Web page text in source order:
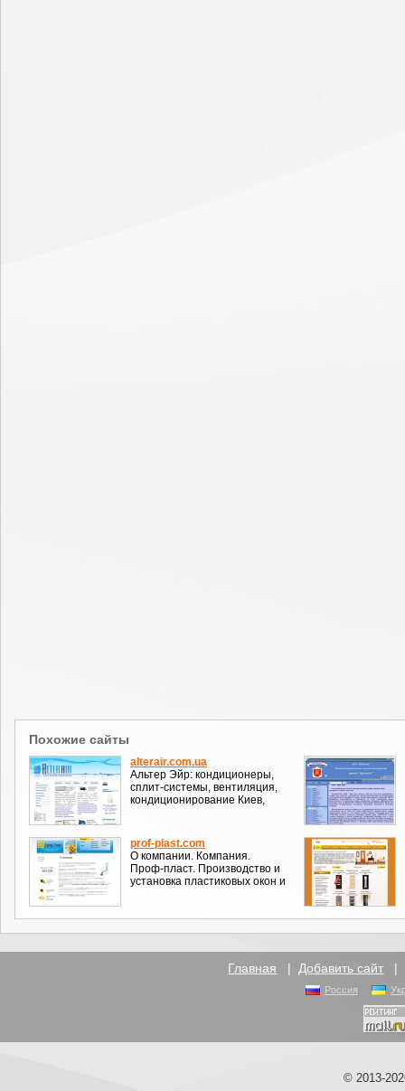
Похожие сайты
alterair.com.ua
Альтер Эйр: кондиционеры,
сплит-системы, вентиляция,
кондиционирование Киев,
prof-plast.com
О компании. Компания.
Проф-пласт. Производство и
установка пластиковых окон и
Главная | Добавить сайт |
Россия
© 2013-